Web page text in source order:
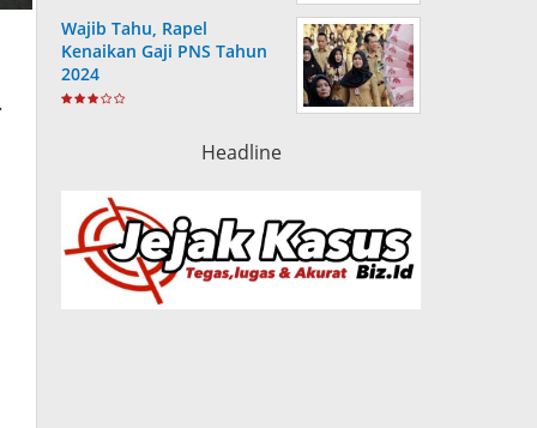
Wajib Tahu, Rapel
Kenaikan Gaji PNS Tahun
2024
Headline